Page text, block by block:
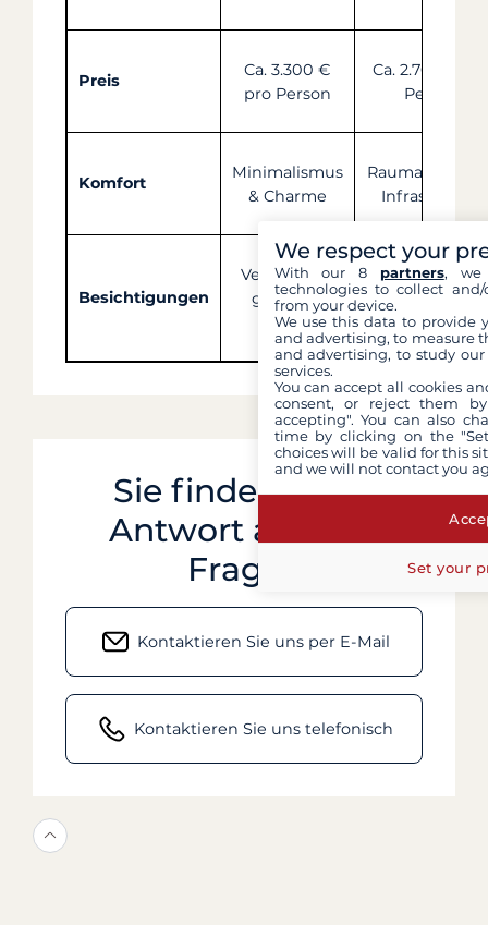
Preis
Ca. 3.300 €
pro Person
Ca. 2.700 €
Person
Komfort
Minimalismus
& Charme
Raumangebot
Infrastruktur
Besichtigungen
Vereinfacht,
günstige
Zeiten
Vom Hafen
zu Stoßzeiten
Sie finden keine
Antwort auf Ihre
Frage?
Kontaktieren Sie uns per E-Mail
Kontaktieren Sie uns telefonisch
We respect your
With our 8 partners, we
technologies to collect
from your device.
We use this data to provide
and advertising, to measure
and advertising, to study
services.
You can accept all cookies
consent, or reject them
accepting". You can also
time by clicking on the
choices will be valid for this
and we will not contact you
Set your